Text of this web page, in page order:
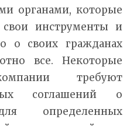
органами, которые
свои инструменты и
о своих гражданах
все. Некоторые
требуют
соглашений о
определенных